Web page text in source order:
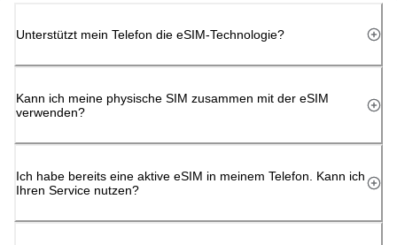
Unterstützt mein Telefon die eSIM-Technologie?
Kann ich meine physische SIM zusammen mit der eSIM
verwenden?
Ich habe bereits eine aktive eSIM in meinem Telefon. Kann ich
Ihren Service nutzen?